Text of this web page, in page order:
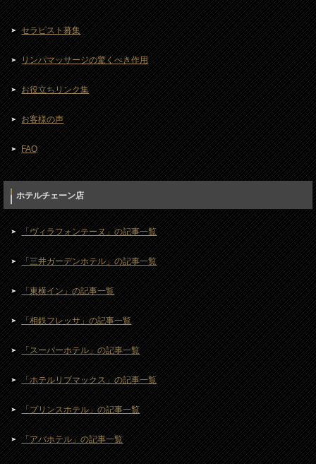
セラピスト募集
リンパマッサージの驚くべき作用
お役立ちリンク集
お客様の声
FAQ
ホテルチェーン店
「ヴィラフォンテーヌ」の記事一覧
「三井ガーデンホテル」の記事一覧
「東横イン」の記事一覧
「相鉄フレッサ」の記事一覧
「スーパーホテル」の記事一覧
「ホテルリブマックス」の記事一覧
「プリンスホテル」の記事一覧
「アパホテル」の記事一覧